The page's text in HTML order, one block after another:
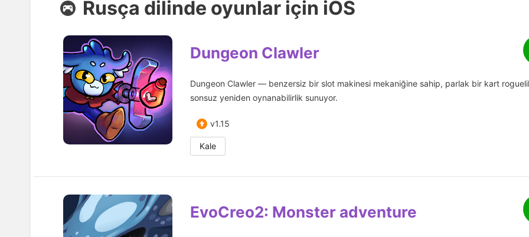
Rusça dilinde oyunlar için iOS
Dungeon Clawler
Dungeon Clawler — benzersiz bir slot makinesi mekaniğine sahip, parlak bir kart
sonsuz yeniden oynanabilirlik sunuyor.
v1.15
Kale
EvoCreo2: Monster adventure